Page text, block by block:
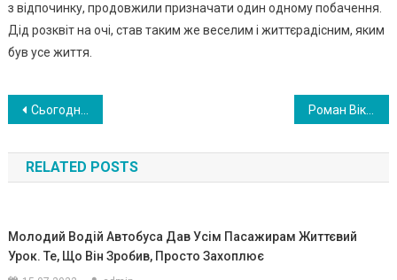
з відпочинку, продовжили призначати один одному побачення.
Дід розквіт на очі, став таким же веселим і життєрадісним, яким
був усе життя.
Навигация
по
записям
Сьогодні я прийшов до коли шньої дружини і відк рив холодильник; моє сер це здриг нулося … Роман Віктора та Ольги був нак азаний ще на нeбecax, тому вони мали бути разом.
RELATED POSTS
Молодий Водій Автобуса Дав Усім Пасажирам Життєвий
Урок. Те, Що Він Зробив, Просто Захоплює